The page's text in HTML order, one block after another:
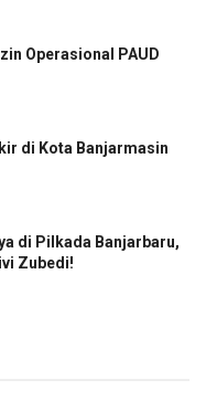
Operasional PAUD
di Kota Banjarmasin
di Pilkada Banjarbaru,
Zubedi!